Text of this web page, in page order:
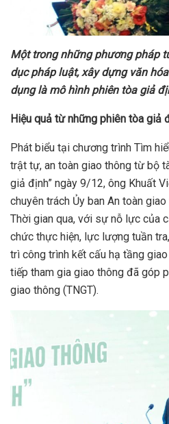
Một trong những phương pháp
dục pháp luật, xây dựng văn
dụng là mô hình phiên tòa giảđị
Hiệu quả từnhững phiên tòa giả
Phát biểu tại chương trình Tìm
trật tự, an toàn giao thông từ bộ
giả định” ngày 9/12, ông Khuất
chuyên trách Ủy ban An toàn
Thời gian qua, với sự nỗ lực của
chức thực hiện, lực lượng tuần
trì công trình kết cấu hạ tầng
tiếp tham gia giao thông đã góp
giao thông (TNGT).